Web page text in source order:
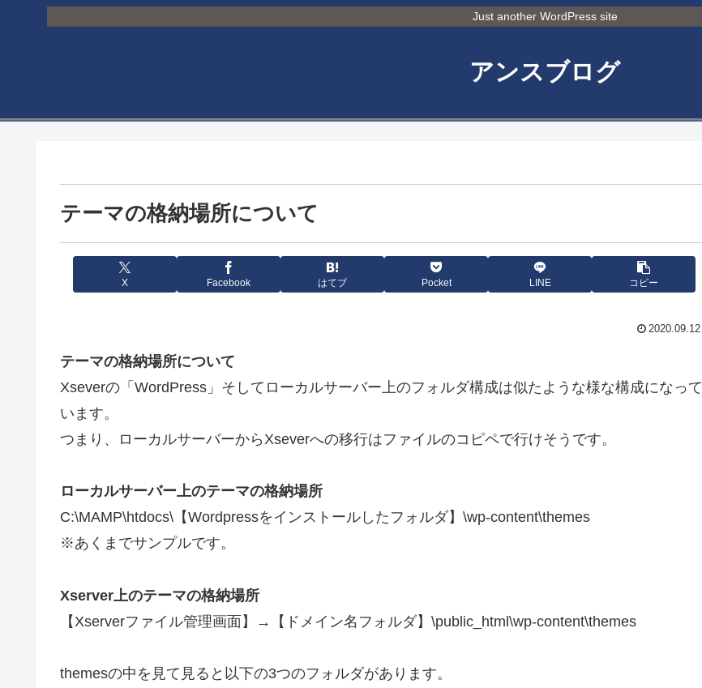
Just another WordPress site
アンスブログ
テーマの格納場所について
X Facebook はてブ Pocket LINE コピー
2020.09.12
テーマの格納場所について
Xseverの「WordPress」そしてローカルサーバー上のフォルダ構成は似たような様な構成になって
います。
つまり、ローカルサーバーからXseverへの移行はファイルのコピペで行けそうです。
ローカルサーバー上のテーマの格納場所
C:\MAMP\htdocs\【Wordpressをインストールしたフォルダ】\wp-content\themes
※あくまでサンプルです。
Xserver上のテーマの格納場所
【Xserverファイル管理画面】→【ドメイン名フォルダ】\public_html\wp-content\themes
themesの中を見て見ると以下の3つのフォルダがあります。